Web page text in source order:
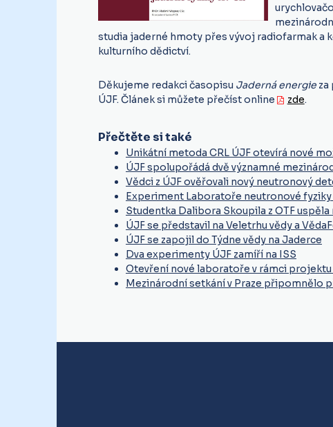
studia jaderné hmoty přes vývoj radiofarmak a
kulturního dědictví.
Děkujeme redakci časopisu Jaderná energie
ÚJF. Článek si můžete přečíst online
zde.
Přečtěte si také
Unikátní metoda CRL ÚJF otevírá nové
ÚJF spolupořádá dvě významné
Vědci z ÚJF ověřovali nový neutronový
Experiment Laboratoře neutronové
Studentka Dalibora Skoupila z OTF
ÚJF se představil na Veletrhu vědy a
ÚJF se zapojil do Týdne vědy na Jaderce
Dva experimenty ÚJF zamíří na ISS
Otevření nové laboratoře v rámci
Mezinárodní setkání v Praze připomnělo